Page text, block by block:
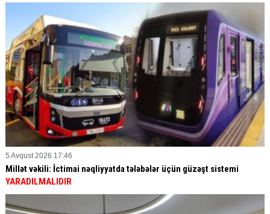
5 Avqust 2026 17:46
Millət vəkili: İctimai nəqliyyatda tələbələr üçün güzəşt sistemi
YARADILMALIDIR